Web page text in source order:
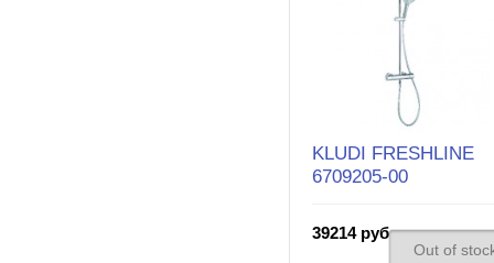
KLUDI FRESHLINE
6709205-00
39214 руб.
Out of